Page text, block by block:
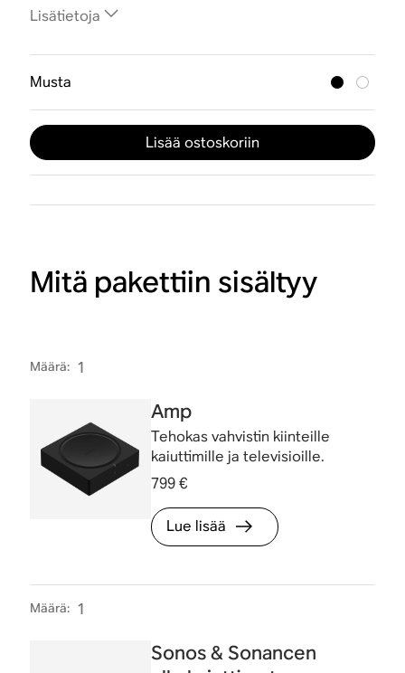
Lisätietoja
Musta
Lisää ostoskoriin
Mitä pakettiin sisältyy
Määrä: 1
Amp
Tehokas vahvistin kiinteille
kaiuttimille ja televisioille.
799 €
Lue lisää
Määrä: 1
Sonos & Sonancen